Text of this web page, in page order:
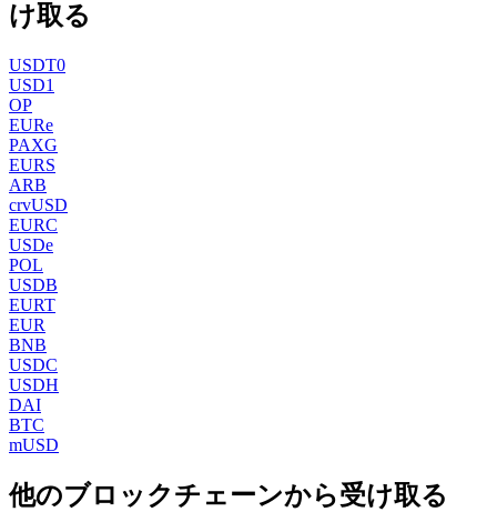
け取る
USDT0
USD1
OP
EURe
PAXG
EURS
ARB
crvUSD
EURC
USDe
POL
USDB
EURT
EUR
BNB
USDC
USDH
DAI
BTC
mUSD
他のブロックチェーンから受け取る